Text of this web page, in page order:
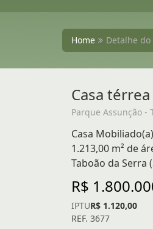
Home Detalhe
Casa
Parque Assunção -
Casa
1.213,00 m² de
Taboão da Serra
R$
IPTUR$ 1.120,00
REF. 3677